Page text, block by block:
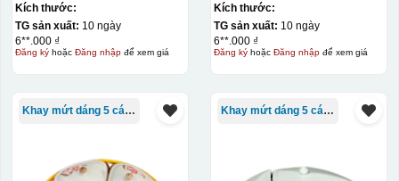
Kiểu in:
In lưới (silk screen printing) trong ngành quà tặng là kỹ
quang, trong đó hình ảnh cần in được phơi sáng tạo
Kích thước:
TG sản xuất: 10 ngày
6**.000 ₫
Đăng kýhoặc Đăng nhậpđể xem giá
Kích thước:
TG sản xuất: 10 ngày
6**.000 ₫
Đăng kýhoặc Đăng nhậpđể xem giá
Khay mứt dáng 5 cánh Khay mứt dáng 5 cánh